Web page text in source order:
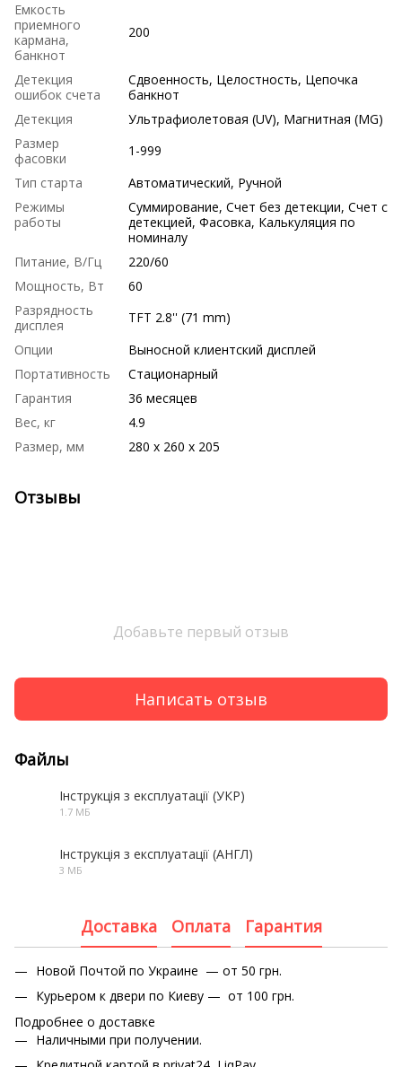
Емкость
приемного
кармана,
банкнот
200
Детекция
ошибок счета
Сдвоенность, Целостность, Цепочка
банкнот
Детекция
Ультрафиолетовая (UV), Магнитная (MG)
Размер
фасовки
1-999
Тип старта
Автоматический, Ручной
Режимы
работы
Суммирование, Счет без детекции, Счет с
детекцией, Фасовка, Калькуляция по
номиналу
Питание, В/Гц
220/60
Мощность, Вт
60
Разрядность
дисплея
TFT 2.8'' (71 mm)
Опции
Выносной клиентский дисплей
Портативность
Стационарный
Гарантия
36 месяцев
Вес, кг
4.9
Размер, мм
280 х 260 х 205
Отзывы
Добавьте первый отзыв
Написать отзыв
Файлы
Інструкція з експлуатації (УКР)
1.7 МБ
Інструкція з експлуатації (АНГЛ)
3 МБ
Доставка Оплата Гарантия
Новой Почтой по Украине — от 50 грн.
Курьером к двери по Киеву — от 100 грн.
Подробнее о доставке
Наличными при получении.